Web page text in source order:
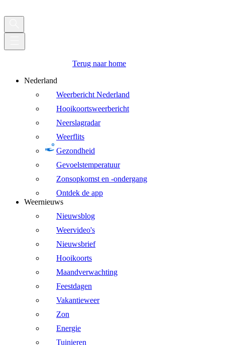
Terug naar home
Nederland
Weerbericht Nederland
Hooikoortsweerbericht
Neerslagradar
Weerflits
Gezondheid
Gevoelstemperatuur
Zonsopkomst en -ondergang
Ontdek de app
Weernieuws
Nieuwsblog
Weervideo's
Nieuwsbrief
Hooikoorts
Maandverwachting
Feestdagen
Vakantieweer
Zon
Energie
Tuinieren